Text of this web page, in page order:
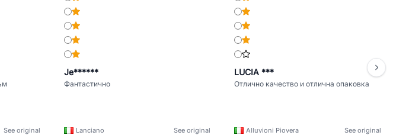
See original
Je******
Фантастично
Lanciano
See original
LUCIA ***
Отлично качество и отлична опаковка
Alluvioni Piovera
See original